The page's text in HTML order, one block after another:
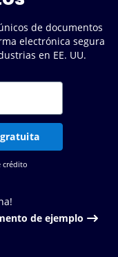
de documentos
electrónica segura
en EE. UU.
crédito
de ejemplo